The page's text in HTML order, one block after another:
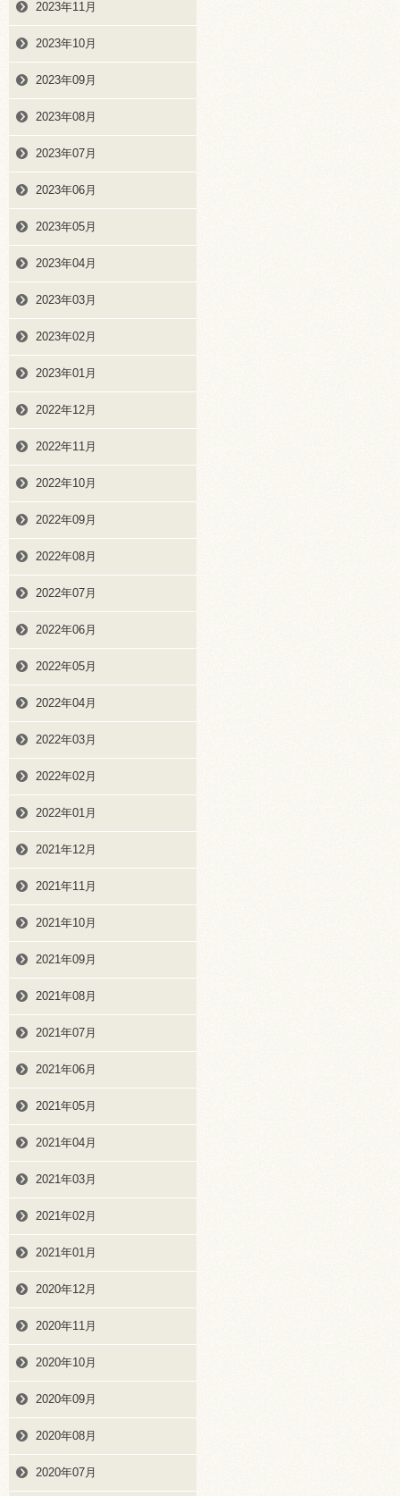
2023年11月
2023年10月
2023年09月
2023年08月
2023年07月
2023年06月
2023年05月
2023年04月
2023年03月
2023年02月
2023年01月
2022年12月
2022年11月
2022年10月
2022年09月
2022年08月
2022年07月
2022年06月
2022年05月
2022年04月
2022年03月
2022年02月
2022年01月
2021年12月
2021年11月
2021年10月
2021年09月
2021年08月
2021年07月
2021年06月
2021年05月
2021年04月
2021年03月
2021年02月
2021年01月
2020年12月
2020年11月
2020年10月
2020年09月
2020年08月
2020年07月